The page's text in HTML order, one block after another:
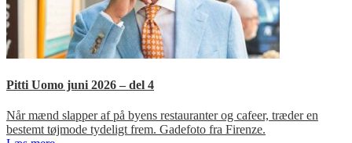
Pitti Uomo juni 2026 – del 4
Når mænd slapper af på byens restauranter og cafeer, træder en
bestemt tøjmode tydeligt frem. Gadefoto fra Firenze.